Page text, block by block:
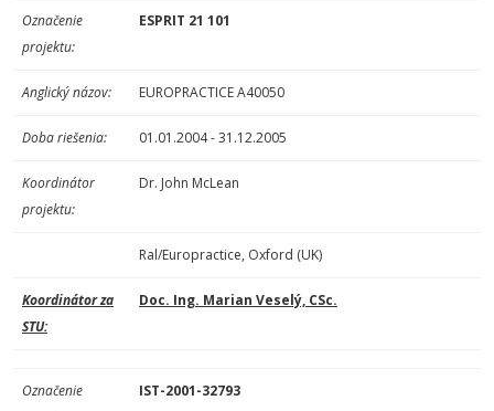
Označenie
projektu:
ESPRIT 21 101
Anglický názov: EUROPRACTICE A40050
Doba riešenia: 01.01.2004 - 31.12.2005
Koordinátor
projektu:
Dr. John McLean
Ral/Europractice, Oxford (UK)
Koordinátor za
STU:
Doc. Ing. Marian Veselý, CSc.
Označenie
IST-2001-32793